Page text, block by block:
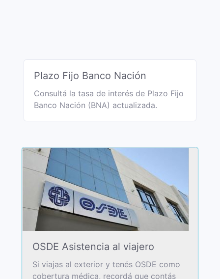
Plazo Fijo Banco Nación
Consultá la tasa de interés de Plazo Fijo
Banco Nación (BNA) actualizada.
OSDE Asistencia al viajero
Si viajas al exterior y tenés OSDE como
cobertura médica, recordá que contás